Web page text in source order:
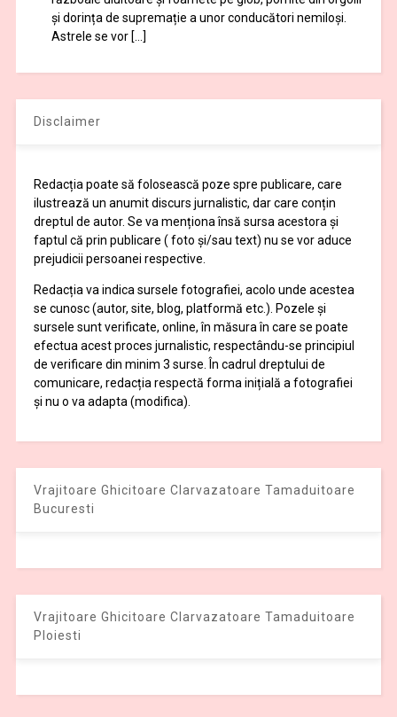
și dorința de supremație a unor conducători nemiloși.
Astrele se vor […]
Disclaimer
Redacția poate să folosească poze spre publicare, care
ilustrează un anumit discurs jurnalistic, dar care conțin
dreptul de autor. Se va menționa însă sursa acestora și
faptul că prin publicare ( foto și/sau text) nu se vor aduce
prejudicii persoanei respective.
Redacția va indica sursele fotografiei, acolo unde acestea
se cunosc (autor, site, blog, platformă etc.). Pozele și
sursele sunt verificate, online, în măsura în care se poate
efectua acest proces jurnalistic, respectându-se principiul
de verificare din minim 3 surse. În cadrul dreptului de
comunicare, redacția respectă forma inițială a fotografiei
și nu o va adapta (modifica).
Vrajitoare Ghicitoare Clarvazatoare Tamaduitoare
Bucuresti
Vrajitoare Ghicitoare Clarvazatoare Tamaduitoare
Ploiesti